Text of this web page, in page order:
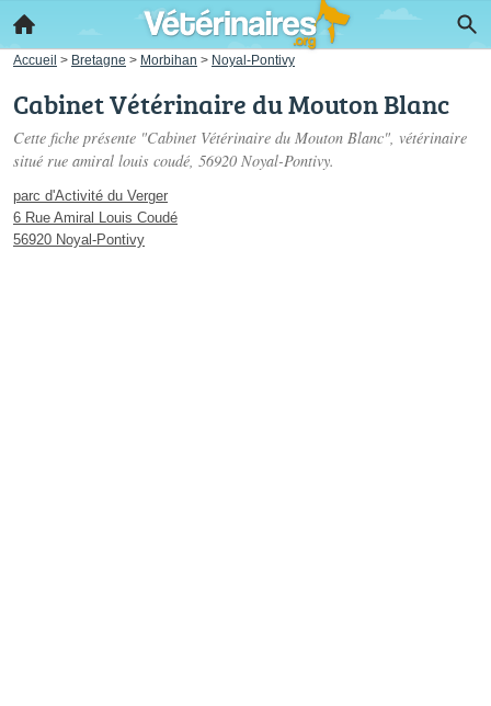
Accueil > Bretagne > Morbihan > Noyal-Pontivy
Cabinet Vétérinaire du Mouton Blanc
Cette fiche présente "Cabinet Vétérinaire du Mouton Blanc", vétérinaire
situé rue amiral louis coudé, 56920 Noyal-Pontivy.
parc d'Activité du Verger
6 Rue Amiral Louis Coudé
56920 Noyal-Pontivy